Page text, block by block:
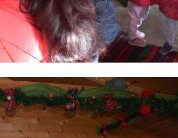
ПОДГОТВЕНОСТ И ДЕЈСТВО ПРИ КАТАСТРОФИ
ТИМОВИ НА ООЦК
СПАСИТЕЛНА СТАНИЦА ВОДНО
ОДНОСИ СО ЈАВНОСТ
ИСТРАЖУВАЊЕ НА ЈАВНО МИСЛЕЊЕ